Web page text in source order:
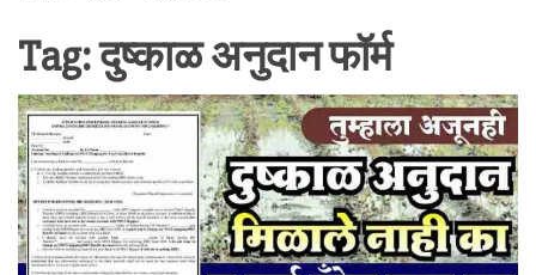
Tag:दुष्काळ अनुदान फॉर्म